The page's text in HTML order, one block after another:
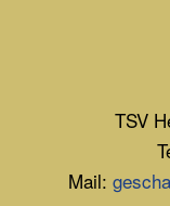
TSV
Mail: